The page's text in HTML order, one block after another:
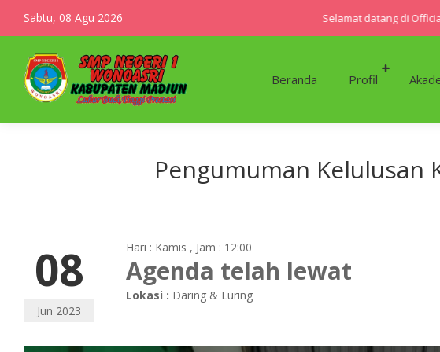
Sabtu, 08 Agu 2026 Selamat datang di Official
Beranda Profil
Pengumuman Kelulusan
08
Jun 2023
Hari : Kamis , Jam : 12:00
Agenda telah lewat
Lokasi : Daring & Luring